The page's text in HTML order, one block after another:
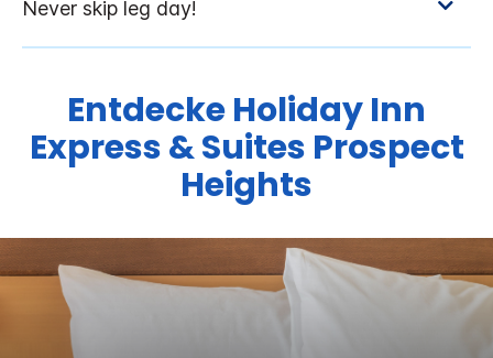
EntdeckeHoliday Inn
Express & Suites Prospect
Heights